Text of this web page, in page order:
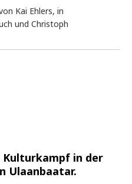
Kai Ehlers, in
und Christoph
Kulturkampf in der
Ulaanbaatar.